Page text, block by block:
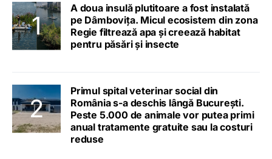
A doua insulă plutitoare a fost instalată
pe Dâmbovița. Micul ecosistem din zona
Regie filtrează apa și creează habitat
pentru păsări și insecte
Primul spital veterinar social din
România s-a deschis lângă București.
Peste 5.000 de animale vor putea primi
anual tratamente gratuite sau la costuri
reduse